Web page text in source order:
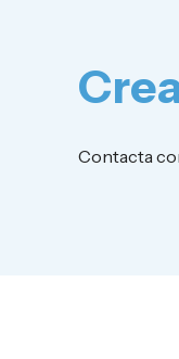
Contacta